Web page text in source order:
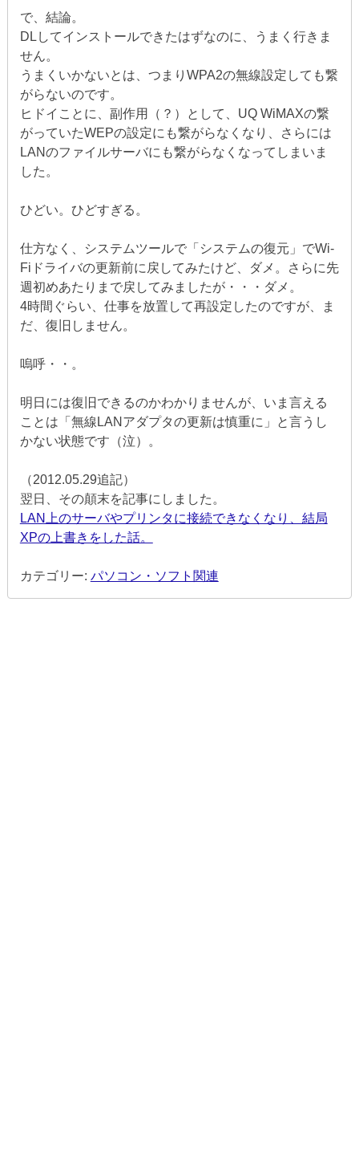
で、結論。
DLしてインストールできたはずなのに、うまく行きま
せん。
うまくいかないとは、つまりWPA2の無線設定しても繋
がらないのです。
ヒドイことに、副作用（？）として、UQ WiMAXの繋
がっていたWEPの設定にも繋がらなくなり、さらには
LANのファイルサーバにも繋がらなくなってしまいま
した。
ひどい。ひどすぎる。
仕方なく、システムツールで「システムの復元」でWi-
Fiドライバの更新前に戻してみたけど、ダメ。さらに先
週初めあたりまで戻してみましたが・・・ダメ。
4時間ぐらい、仕事を放置して再設定したのですが、ま
だ、復旧しません。
嗚呼・・。
明日には復旧できるのかわかりませんが、いま言える
ことは「無線LANアダプタの更新は慎重に」と言うし
かない状態です（泣）。
（2012.05.29追記）
翌日、その顛末を記事にしました。
LAN上のサーバやプリンタに接続できなくなり、結局
XPの上書きをした話。
カテゴリー: パソコン・ソフト関連